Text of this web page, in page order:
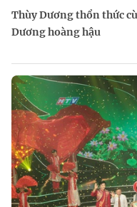
Thùy Dương thổn thức
Dương hoàng hậu